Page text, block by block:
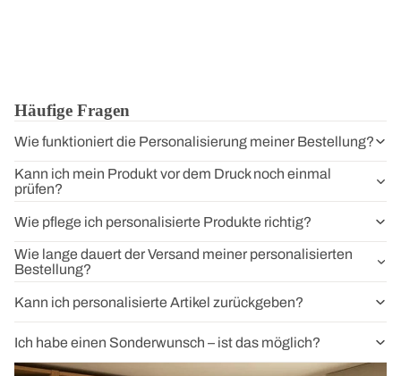
Häufige Fragen
Wie funktioniert die Personalisierung meiner Bestellung?
Kann ich mein Produkt vor dem Druck noch einmal
prüfen?
Wie pflege ich personalisierte Produkte richtig?
Wie lange dauert der Versand meiner personalisierten
Bestellung?
Kann ich personalisierte Artikel zurückgeben?
Ich habe einen Sonderwunsch – ist das möglich?